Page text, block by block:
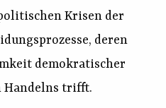
Krisen der
deren
demokratischer
Handelns trifft.